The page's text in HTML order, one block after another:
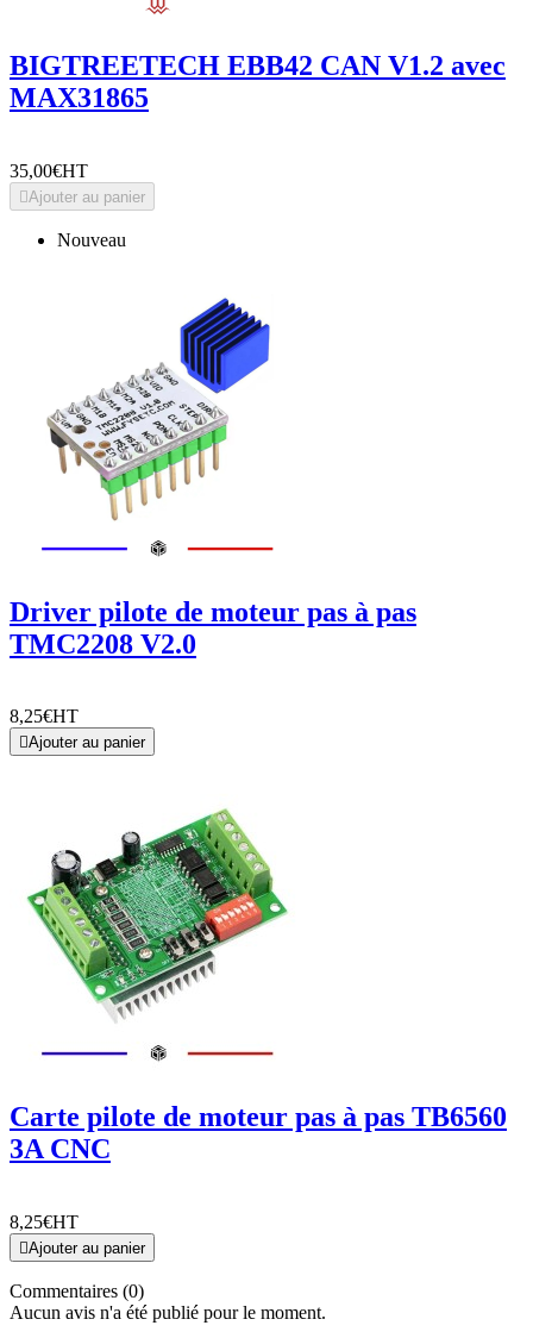
BIGTREETECH EBB42 CAN V1.2 avec
MAX31865
35,00€HT
Ajouter au panier
Nouveau
Driver pilote de moteur pas à pas
TMC2208 V2.0
8,25€HT
Ajouter au panier
Carte pilote de moteur pas à pas TB6560
3A CNC
8,25€HT
Ajouter au panier
Commentaires (0)
Aucun avis n'a été publié pour le moment.